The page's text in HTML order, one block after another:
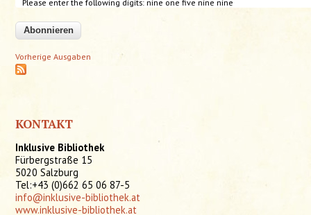
Please enter the following digits: nine one five nine nine
Vorherige Ausgaben
KONTAKT
Inklusive Bibliothek
Fürbergstraße 15
5020 Salzburg
Tel:+43 (0)662 65 06 87-5
info@inklusive-bibliothek.at
www.inklusive-bibliothek.at